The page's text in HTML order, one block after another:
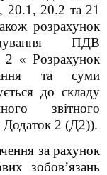
20.1, 20.2 та 21
розрахунок
ПДВ
2 « Розрахунок
та суми
до складу
звітного
Додаток 2 (Д2)).
за рахунок
зобов’язань